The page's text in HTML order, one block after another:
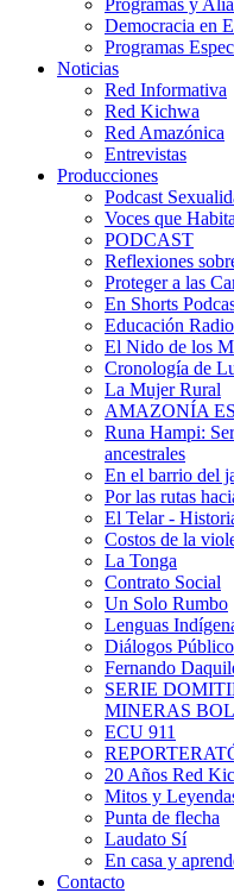
Programas y
Democracia en
Programas
Noticias
Red Informativa
Red Kichwa
Red Amazónica
Entrevistas
Producciones
Podcast
Voces que
PODCAST
Reflexiones
Proteger a las
En Shorts
Educación
El Nido de los
Cronología de
La Mujer Rural
AMAZONÍA
Runa Hampi:
ancestrales
En el barrio del
Por las rutas
El Telar -
Costos de la
La Tonga
Contrato Social
Un Solo Rumbo
Lenguas
Diálogos
Fernando
SERIE
MINERAS
ECU 911
20 Años Red
Mitos y
Punta de flecha
Laudato Sí
En casa y
Contacto